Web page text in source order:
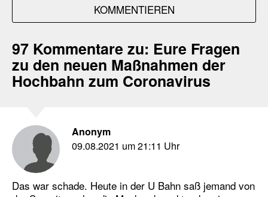
KOMMENTIEREN
97 Kommentare zu: Eure Fragen
zu den neuen Maßnahmen der
Hochbahn zum Coronavirus
Anonym
09.08.2021 um 21:11 Uhr
Das war schade. Heute in der U Bahn saß jemand von